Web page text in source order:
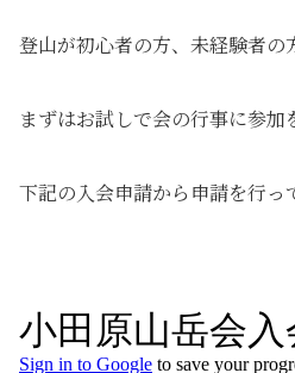
登山が初心者の方、未経験者の
まずはお試しで会の行事に参加
下記の入会申請から申請を行っ